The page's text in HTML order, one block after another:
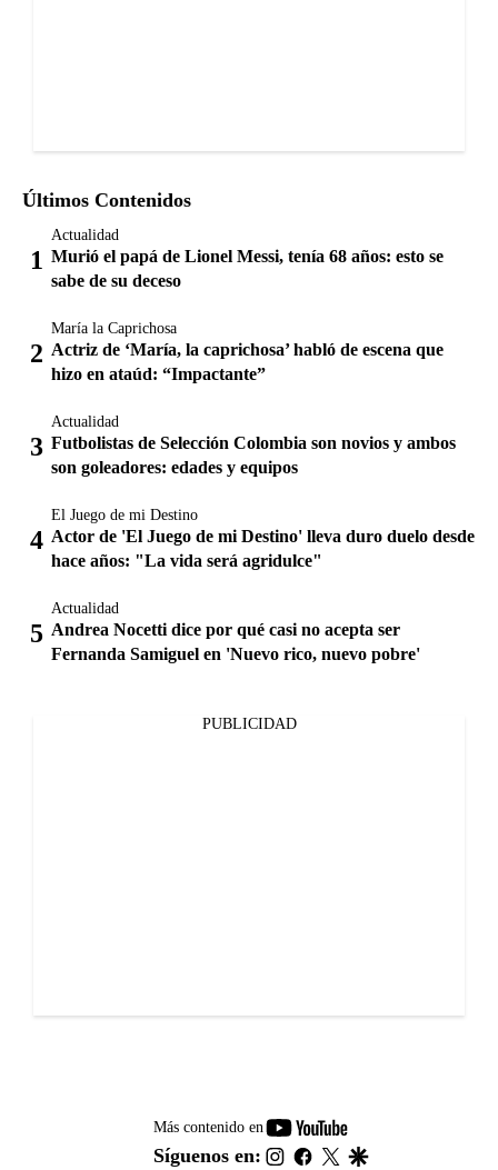
Últimos Contenidos
Actualidad
Murió el papá de Lionel Messi, tenía 68 años: esto se
sabe de su deceso
María la Caprichosa
Actriz de ‘María, la caprichosa’ habló de escena que
hizo en ataúd: “Impactante”
Actualidad
Futbolistas de Selección Colombia son novios y ambos
son goleadores: edades y equipos
El Juego de mi Destino
Actor de 'El Juego de mi Destino' lleva duro duelo desde
hace años: "La vida será agridulce"
Actualidad
Andrea Nocetti dice por qué casi no acepta ser
Fernanda Samiguel en 'Nuevo rico, nuevo pobre'
PUBLICIDAD
Más contenido en
youtube-
footer
Síguenos en: instagram
facebook
twitter